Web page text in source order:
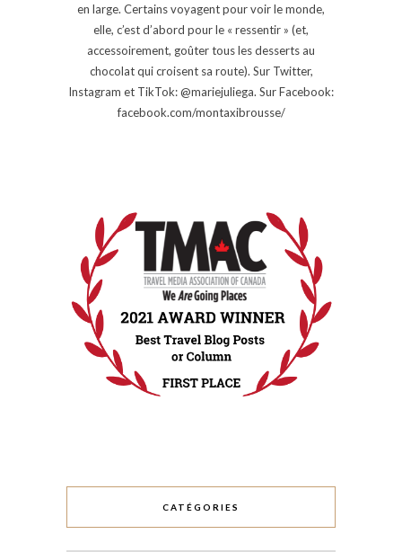
en large. Certains voyagent pour voir le monde,
elle, c’est d’abord pour le « ressentir » (et,
accessoirement, goûter tous les desserts au
chocolat qui croisent sa route). Sur Twitter,
Instagram et TikTok: @mariejuliega. Sur Facebook:
facebook.com/montaxibrousse/
CATÉGORIES